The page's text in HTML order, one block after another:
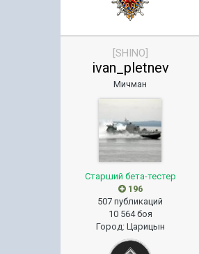
[SHINO]
ivan_pletnev
Мичман
Старший бета-тестер
196
507 публикаций
10 564 боя
Город: Царицын